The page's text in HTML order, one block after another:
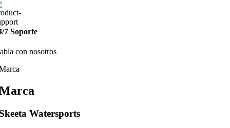
7 Soporte
con nosotros
Watersports